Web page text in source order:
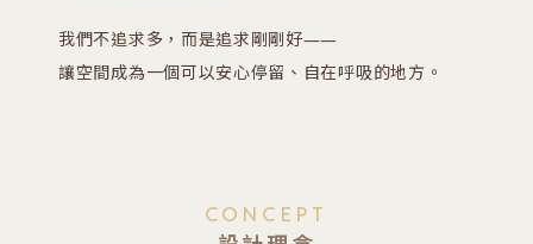
我們不追求多，而是追求剛剛好——
讓空間成為一個可以安心停留、自在呼吸的地方。
CONCEPT